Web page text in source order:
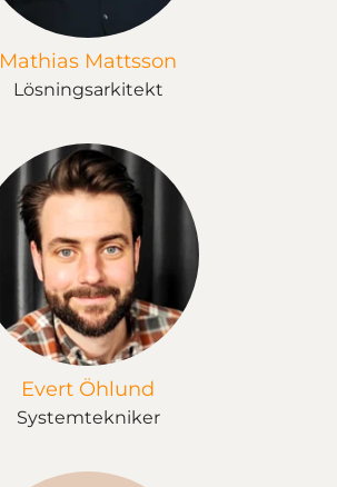
Mathias Mattsson
Lösningsarkitekt
Evert Öhlund
Systemtekniker